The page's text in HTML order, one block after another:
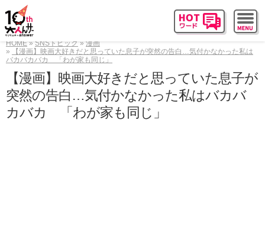
HOME SNSトピック
漫画
【漫画】映画大好きだと思っていた息子が突然の告白…気付かなかった私は
バカバカバカ 「わが家も同じ」
【漫画】映画大好きだと思っていた息子が
突然の告白…気付かなかった私はバカバ
カバカ 「わが家も同じ」